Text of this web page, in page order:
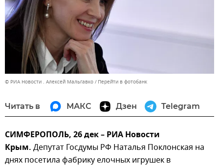
© РИА Новости . Алексей Мальгавко Перейти в фотобанк
Читать в МАКС Дзен Telegram
СИМФЕРОПОЛЬ, 26 дек – РИА Новости
Крым. Депутат Госдумы РФ Наталья Поклонская на
днях посетила фабрику елочных игрушек в